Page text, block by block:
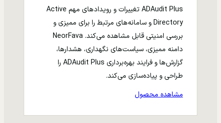
ADAudit Plus تغییرات و رویدادهای مهم Active
Directory و سامانه‌های مرتبط را برای ممیزی و
بررسی امنیتی قابل مشاهده می‌کند. NeorFava
دامنه ممیزی، سیاست‌های نگهداری، هشدارها،
گزارش‌ها و فرایند بهره‌برداری ADAudit Plus را
طراحی و پیاده‌سازی می‌کند.
مشاهده محصول